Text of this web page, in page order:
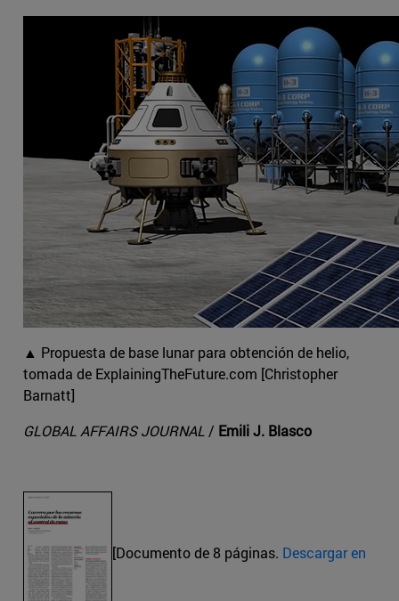
▲ Propuesta de base lunar para obtención de helio,
tomada de ExplainingTheFuture.com [Christopher
Barnatt]
GLOBAL AFFAIRS JOURNAL / Emili J. Blasco
[Documento de 8 páginas. Descargar en